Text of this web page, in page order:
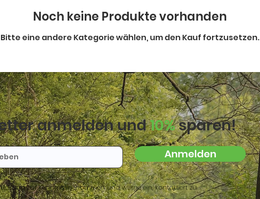
Noch keine Produkte vorhanden
Bitte eine andere Kategorie wählen, um den Kauf fortzusetzen.
anmelden und10%sparen!
Anmelden
zur Kenntnis genommen und willige ein, kontaktiert zu